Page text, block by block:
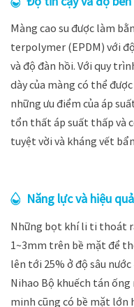
Màng cao su được làm
terpolymer (EPDM) với
và độ đàn hồi. Với quy
dày của màng có thể
những ưu điểm của áp
tổn thất áp suất thấp và
tuyệt vời và kháng vết
Năng lực và hiệu
Những bọt khí li ti thoát
1~3mm trên bề mặt để
lên tới 25% ở độ sâu
Nihao Bộ khuếch tán
minh cũng có bề mặt lớn